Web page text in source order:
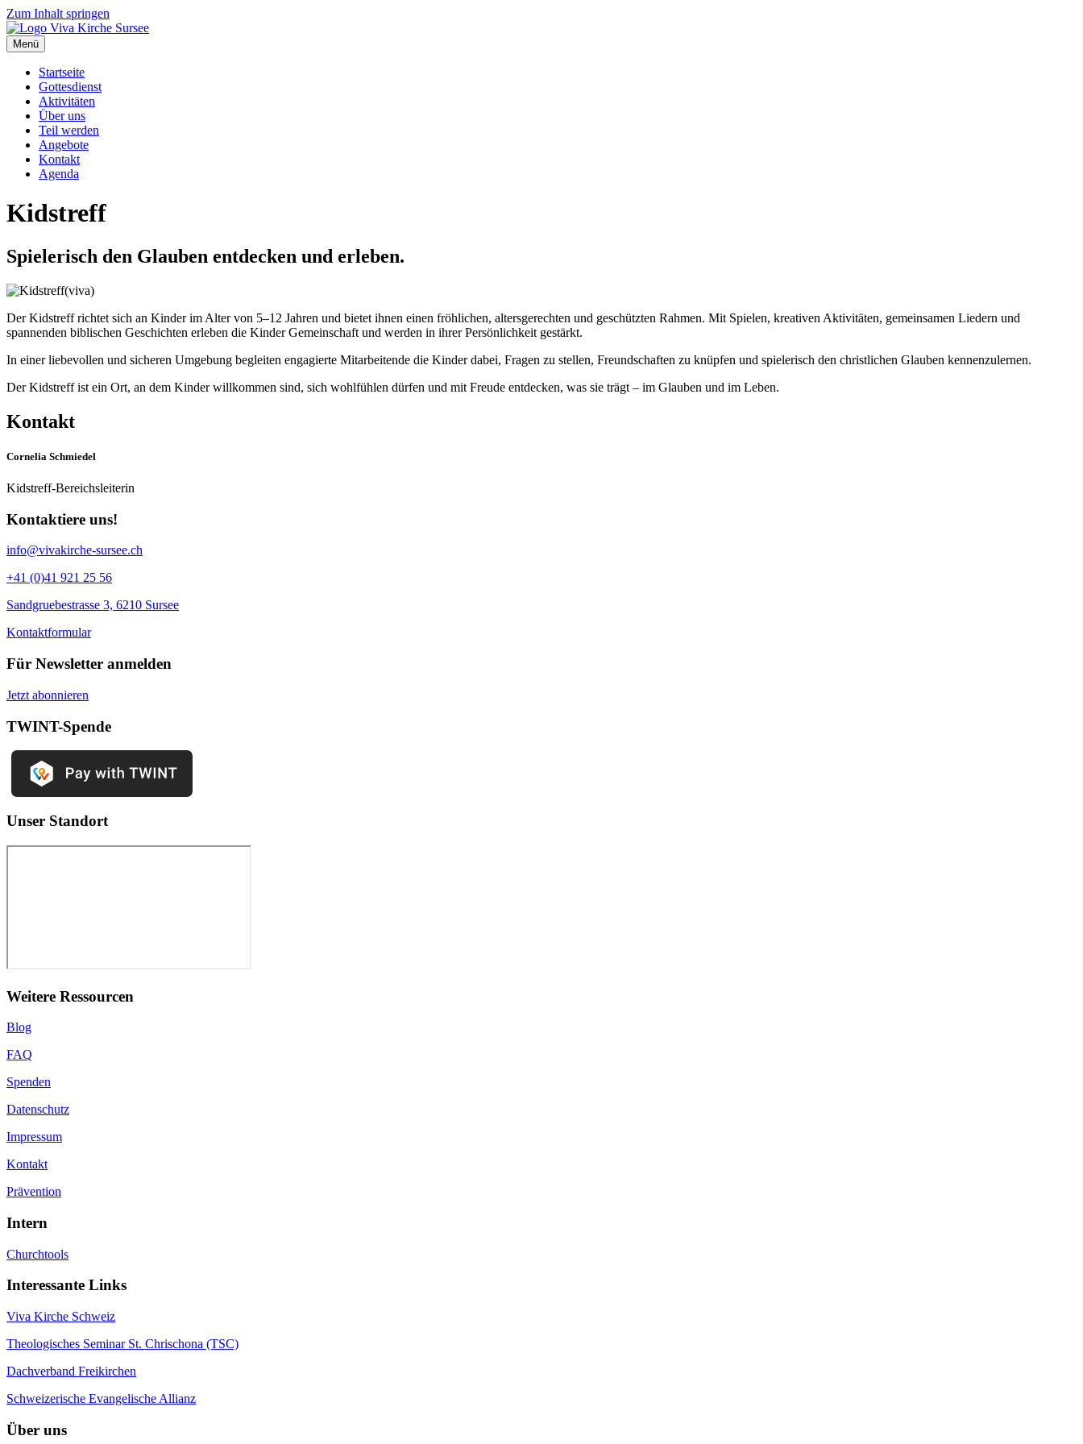
Zum Inhalt springen
Menü
Startseite
Gottesdienst
Aktivitäten
Über uns
Teil werden
Angebote
Kontakt
Agenda
Kidstreff
Spielerisch den Glauben entdecken und erleben.
Der Kidstreff richtet sich an Kinder im Alter von 5–12 Jahren und bietet ihnen einen fröhlichen, altersgerechten und geschützten Rahmen. Mit Spielen, kreativen Aktivitäten, gemeinsamen Liedern und
spannenden biblischen Geschichten erleben die Kinder Gemeinschaft und werden in ihrer Persönlichkeit gestärkt.
In einer liebevollen und sicheren Umgebung begleiten engagierte Mitarbeitende die Kinder dabei, Fragen zu stellen, Freundschaften zu knüpfen und spielerisch den christlichen Glauben kennenzulernen.
Der Kidstreff ist ein Ort, an dem Kinder willkommen sind, sich wohlfühlen dürfen und mit Freude entdecken, was sie trägt – im Glauben und im Leben.
Kontakt
Cornelia Schmiedel
Kidstreff-Bereichsleiterin
Kontaktiere uns!
info@vivakirche-sursee.ch
+41 (0)41 921 25 56
Sandgruebestrasse 3, 6210 Sursee
Kontaktformular
Für Newsletter anmelden
Jetzt abonnieren
TWINT-Spende
Unser Standort
Weitere Ressourcen
Blog
FAQ
Spenden
Datenschutz
Impressum
Kontakt
Prävention
Intern
Churchtools
Interessante Links
Viva Kirche Schweiz
Theologisches Seminar St. Chrischona (TSC)
Dachverband Freikirchen
Schweizerische Evangelische Allianz
Über uns